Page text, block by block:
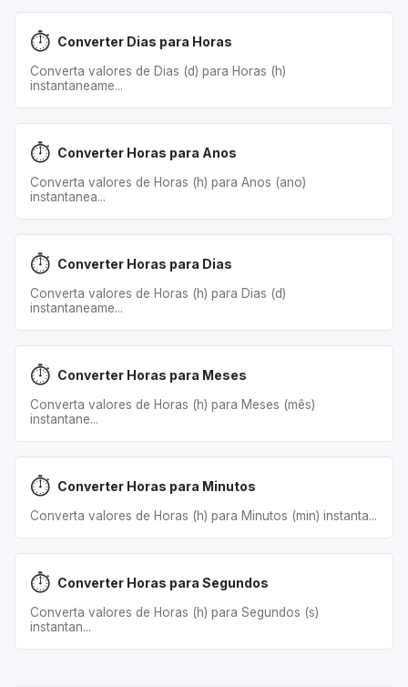
⏱️ Converter Dias para Horas
Converta valores de Dias (d) para Horas (h)
instantaneame...
⏱️ Converter Horas para Anos
Converta valores de Horas (h) para Anos (ano)
instantanea...
⏱️ Converter Horas para Dias
Converta valores de Horas (h) para Dias (d)
instantaneame...
⏱️ Converter Horas para Meses
Converta valores de Horas (h) para Meses (mês)
instantane...
⏱️ Converter Horas para Minutos
Converta valores de Horas (h) para Minutos (min) instanta...
⏱️ Converter Horas para Segundos
Converta valores de Horas (h) para Segundos (s)
instantan...